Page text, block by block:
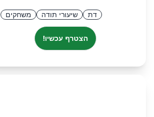
דת שיעורי תודה משחקים
הצטרף עכשיו!